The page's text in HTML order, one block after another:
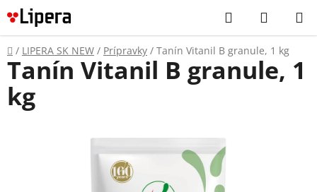
Prejsť
na
obsah
Hľadať
KOŠÍK
Domov
/ LIPERA SK NEW / Prípravky / Tanín Vitanil B granule, 1 kg
Tanín Vitanil B granule, 1
kg